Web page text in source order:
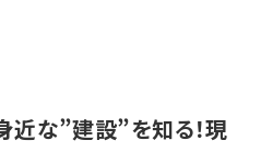
近な”建設”を知る！現